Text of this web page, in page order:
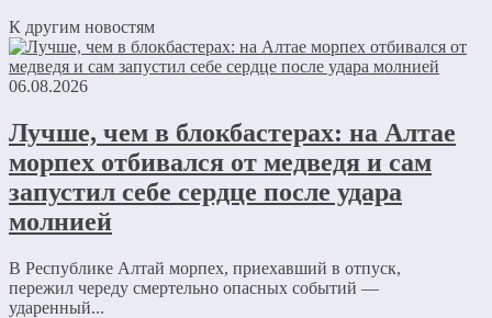
К другим новостям
06.08.2026
Лучше, чем в блокбастерах: на Алтае
морпех отбивался от медведя и сам
запустил себе сердце после удара
молнией
В Республике Алтай морпех, приехавший в отпуск,
пережил череду смертельно опасных событий —
ударенный...